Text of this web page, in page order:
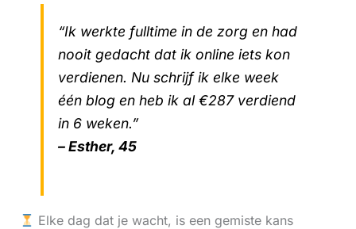
“Ik werkte fulltime in de zorg en had
nooit gedacht dat ik online iets kon
verdienen. Nu schrijf ik elke week
één blog en heb ik al €287 verdiend
in 6 weken.”
– Esther, 45
Elke dag dat je wacht, is een gemiste kans